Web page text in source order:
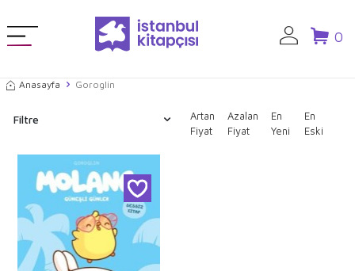
0
Anasayfa Goroglin
Filtre
Artan
Fiyat
Azalan
Fiyat
En
Yeni
En
Eski